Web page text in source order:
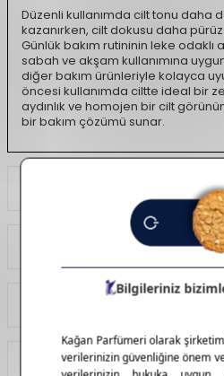
Düzenli kullanımda cilt tonu daha
kazanırken, cilt dokusu daha
Günlük bakım rutininin leke odaklı
sabah ve akşam kullanımına
diğer bakım ürünleriyle kolayca
öncesi kullanımda ciltte ideal bir
aydınlık ve homojen bir cilt
bir bakım çözümü sunar.
İade Koşulları